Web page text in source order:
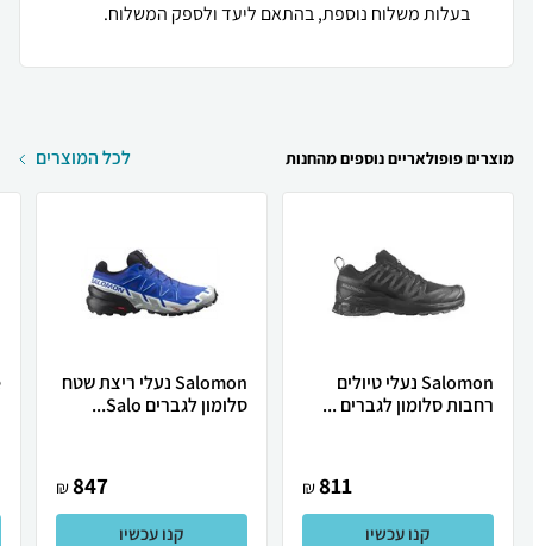
בעלות משלוח נוספת, בהתאם ליעד ולספק המשלוח.
מוצרים פופולאריים נוספים מהחנות לכל המוצרים
Salomon נעלי טיולים
רחבות סלומון לגברים ...
811
₪
קנו עכשיו
Salomon נעלי ריצת שטח
סלומון לגברים Salo...
847
₪
קנו עכשיו